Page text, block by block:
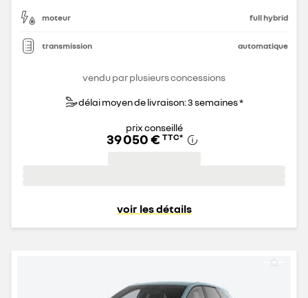
moteur full hybrid
transmission automatique
vendu par plusieurs concessions
délai moyen de livraison: 3 semaines *
prix conseillé
39 050 € TTC*
voir les détails